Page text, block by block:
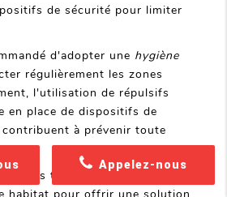
de sécurité pour limiter
d'adopter une hygiène
régulièrement les zones
l'utilisation de répulsifs
en place de dispositifs de
à prévenir toute
nous tenons compte des
habitat pour offrir une solution
Appelez-nous